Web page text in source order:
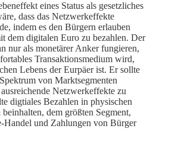
eines Status als gesetzliches
dass das Netzwerkeffekte
indem es den Bürgern erlauben
dem digitalen Euro zu bezahlen. Der
nur als monetärer Anker fungieren,
Transaktionsmedium wird,
Lebens der Eurpäer ist. Er sollte
von Marktsegmenten
Netzwerkeffekte zu
digtiales Bezahlen in physischen
dem größten Segment,
Handel und Zahlungen von Bürger